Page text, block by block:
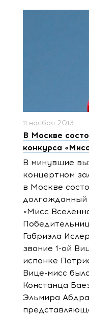
11 ноября 2013
В Москве
конкурса
В минувшие
концертном
в Москве
«Мисс
Габриэла
звание 1-ой
испанке
Вице-мисс
Констанца
Эльмира